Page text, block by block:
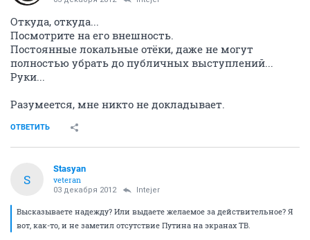
Откуда, откуда...
Посмотрите на его внешность.
Постоянные локальные отёки, даже не могут
полностью убрать до публичных выступлений...
Руки...
Разумеется, мне никто не докладывает.
ОТВЕТИТЬ
S
Stasyan
veteran
03 декабря 2012 Intejer
Высказываете надежду? Или выдаете желаемое за действительное? Я
вот, как-то, и не заметил отсутствие Путина на экранах ТВ.